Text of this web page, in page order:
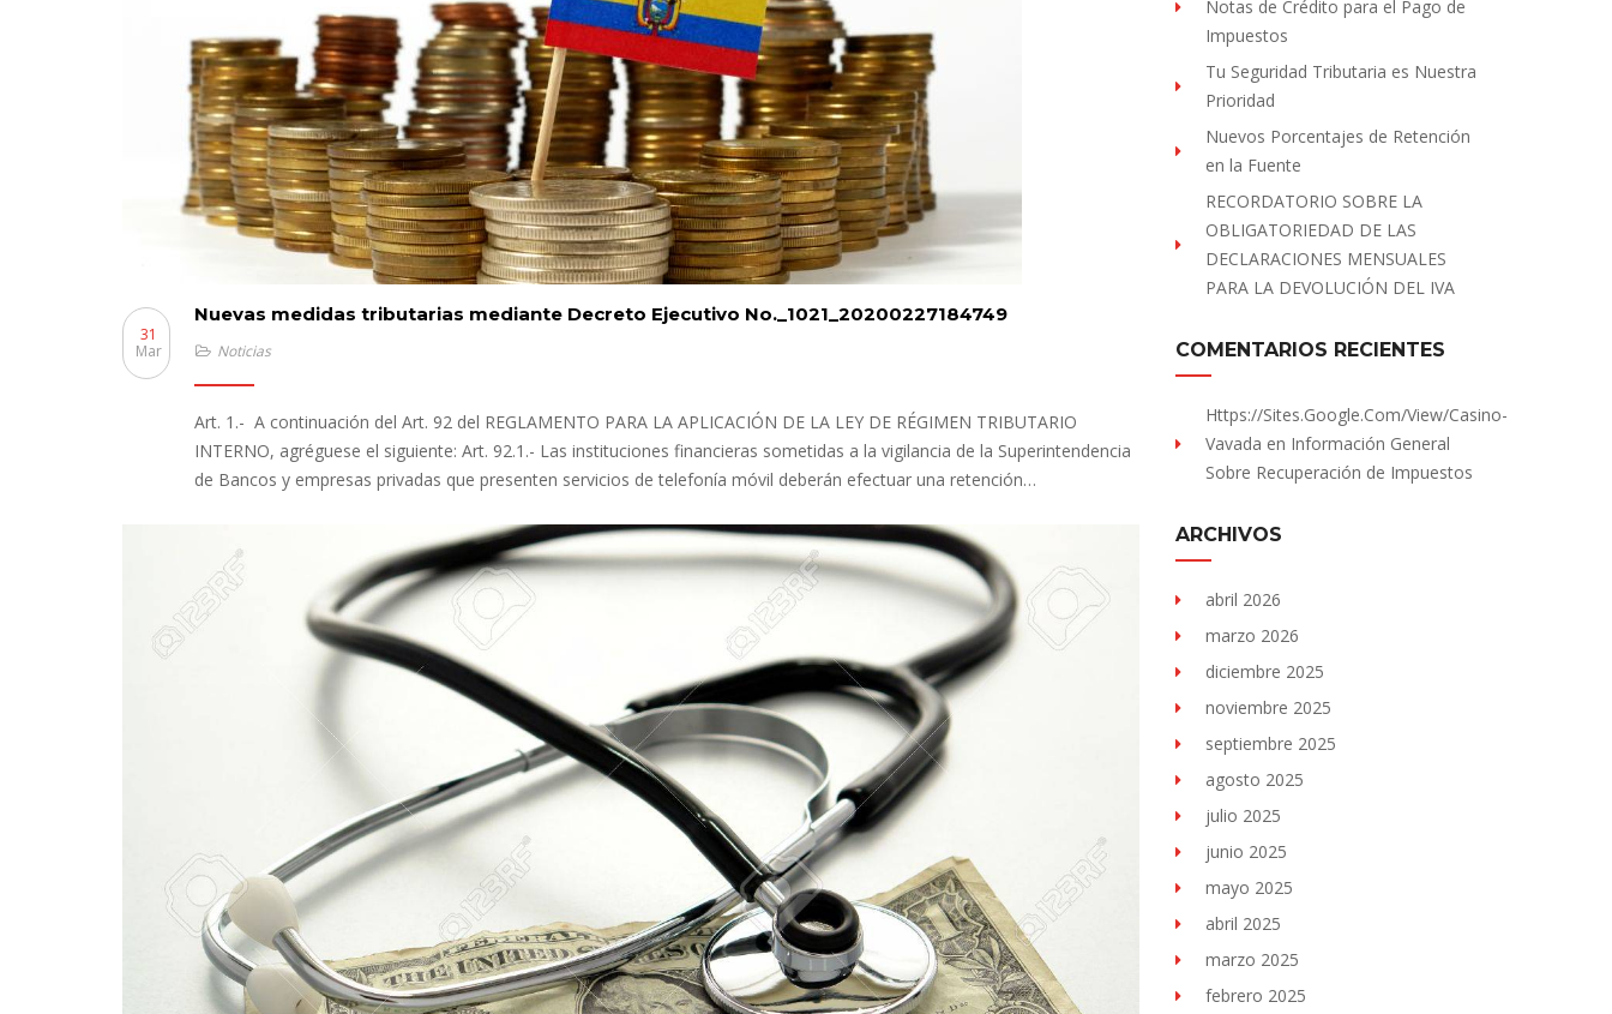
Nuevas medidas tributarias mediante Decreto Ejecutivo No._1021_20200227184749
31
Mar
Noticias
Art. 1.- A continuación del Art. 92 del REGLAMENTO PARA LA APLICACIÓN DE LA LEY DE RÉGIMEN TRIBUTARIO
INTERNO, agréguese el siguiente: Art. 92.1.- Las instituciones financieras sometidas a la vigilancia de la Superintendencia
de Bancos y empresas privadas que presenten servicios de telefonía móvil deberán efectuar una retención…
Notas de Crédito para el Pago de
Impuestos
Tu Seguridad Tributaria es Nuestra
Prioridad
Nuevos Porcentajes de Retención
en la Fuente
RECORDATORIO SOBRE LA
OBLIGATORIEDAD DE LAS
DECLARACIONES MENSUALES
PARA LA DEVOLUCIÓN DEL IVA
COMENTARIOS RECIENTES
Https://sites.Google.com/view/Casino-
Vavada en Información General
Sobre Recuperación de Impuestos
ARCHIVOS
abril 2026
marzo 2026
diciembre 2025
noviembre 2025
septiembre 2025
agosto 2025
julio 2025
junio 2025
mayo 2025
abril 2025
marzo 2025
febrero 2025